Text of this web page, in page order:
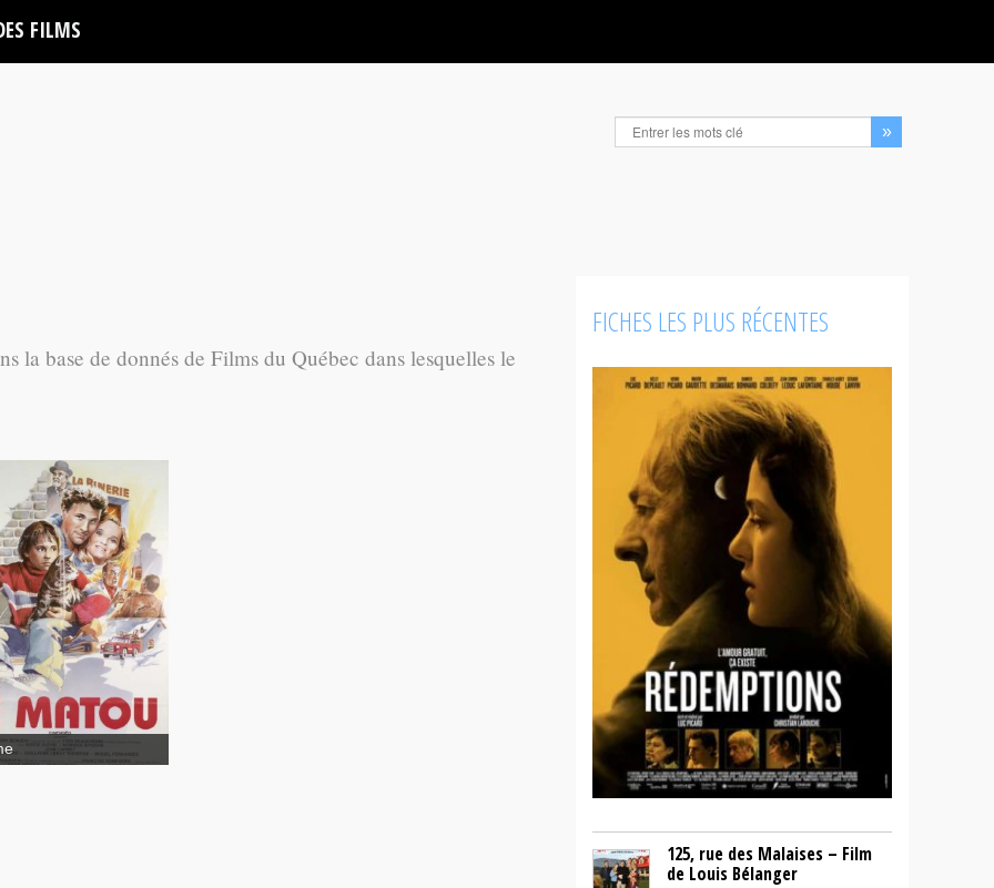
FILMS
la base de donnés de Films du Québec dans lesquelles le
Le Matou
FICHES LES PLUS RÉCENTES
125, rue des Malaises – Film
de Louis Bélanger